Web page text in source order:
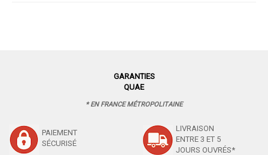
GARANTIES
QUAE
* EN FRANCE MÉTROPOLITAINE
PAIEMENT
SÉCURISÉ
LIVRAISON
ENTRE 3 ET 5
JOURS OUVRÉS*